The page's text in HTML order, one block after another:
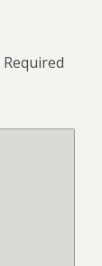
Required